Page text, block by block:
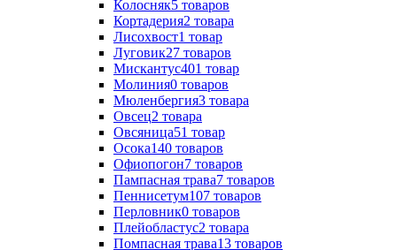
Колосняк5 товаров
Кортадерия2 товара
Лисохвост1 товар
Луговик27 товаров
Мискантус401 товар
Молиния0 товаров
Мюленбергия3 товара
Овсец2 товара
Овсяница51 товар
Осока140 товаров
Офиопогон7 товаров
Пампасная трава7 товаров
Пеннисетум107 товаров
Перловник0 товаров
Плейобластус2 товара
Помпасная трава13 товаров